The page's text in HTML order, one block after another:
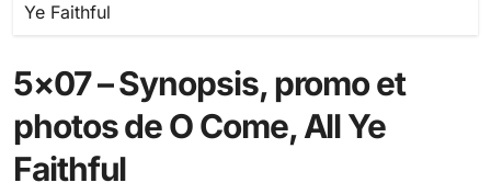
Ye Faithful
5×07 – Synopsis, promo et
photos de O Come, All Ye
Faithful